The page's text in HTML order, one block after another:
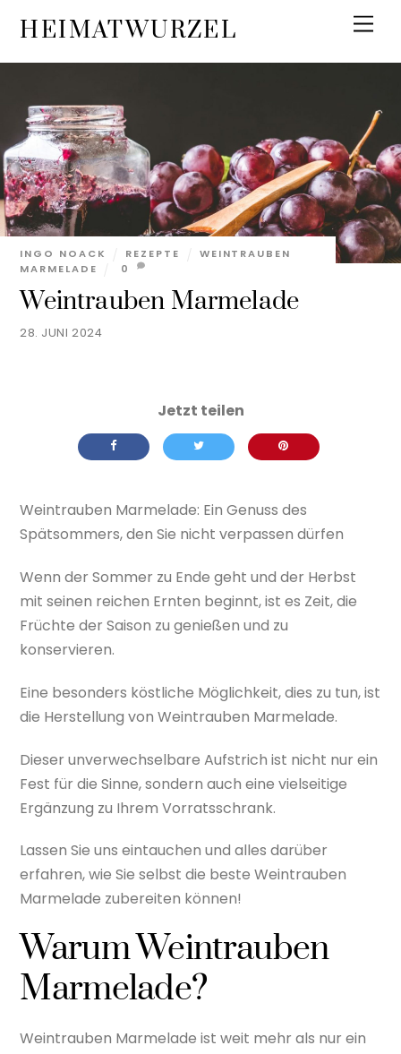
content
HEIMATWURZEL
28. JUNI 2024
Weintrauben Marmelade
INGO NOACK REZEPTE
WEINTRAUBEN
MARMELADE
0
Weintrauben Marmelade: Ein Genuss des
Spätsommers, den Sie nicht verpassen dürfen
Wenn der Sommer zu Ende geht und der Herbst
mit seinen reichen Ernten beginnt, ist es Zeit, die
Früchte der Saison zu genießen und zu
konservieren.
Eine besonders köstliche Möglichkeit, dies zu tun, ist
die Herstellung von Weintrauben Marmelade.
Dieser unverwechselbare Aufstrich ist nicht nur ein
Fest für die Sinne, sondern auch eine vielseitige
Ergänzung zu Ihrem Vorratsschrank.
Lassen Sie uns eintauchen und alles darüber
erfahren, wie Sie selbst die beste Weintrauben
Marmelade zubereiten können!
Warum Weintrauben
Marmelade?
Weintrauben Marmelade ist weit mehr als nur ein